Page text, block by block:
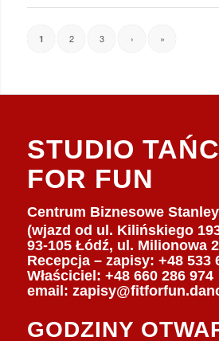
1 2 3 › »
STUDIO
FOR FUN
Centrum Biznesowe Stanley
(wjazd od ul. Kilińskiego
93-105 Łódź, ul. Milionowa
Recepcja – zapisy: +48 533
Właściciel: +48 660 286 974
email:
GODZINY